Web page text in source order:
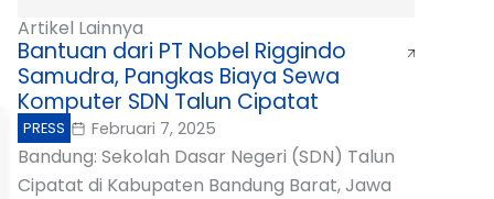
Artikel Lainnya
Bantuan dari PT Nobel Riggindo
Samudra, Pangkas Biaya Sewa
Komputer SDN Talun Cipatat
PRESS Februari 7, 2025
Bandung: Sekolah Dasar Negeri (SDN) Talun
Cipatat di Kabupaten Bandung Barat, Jawa